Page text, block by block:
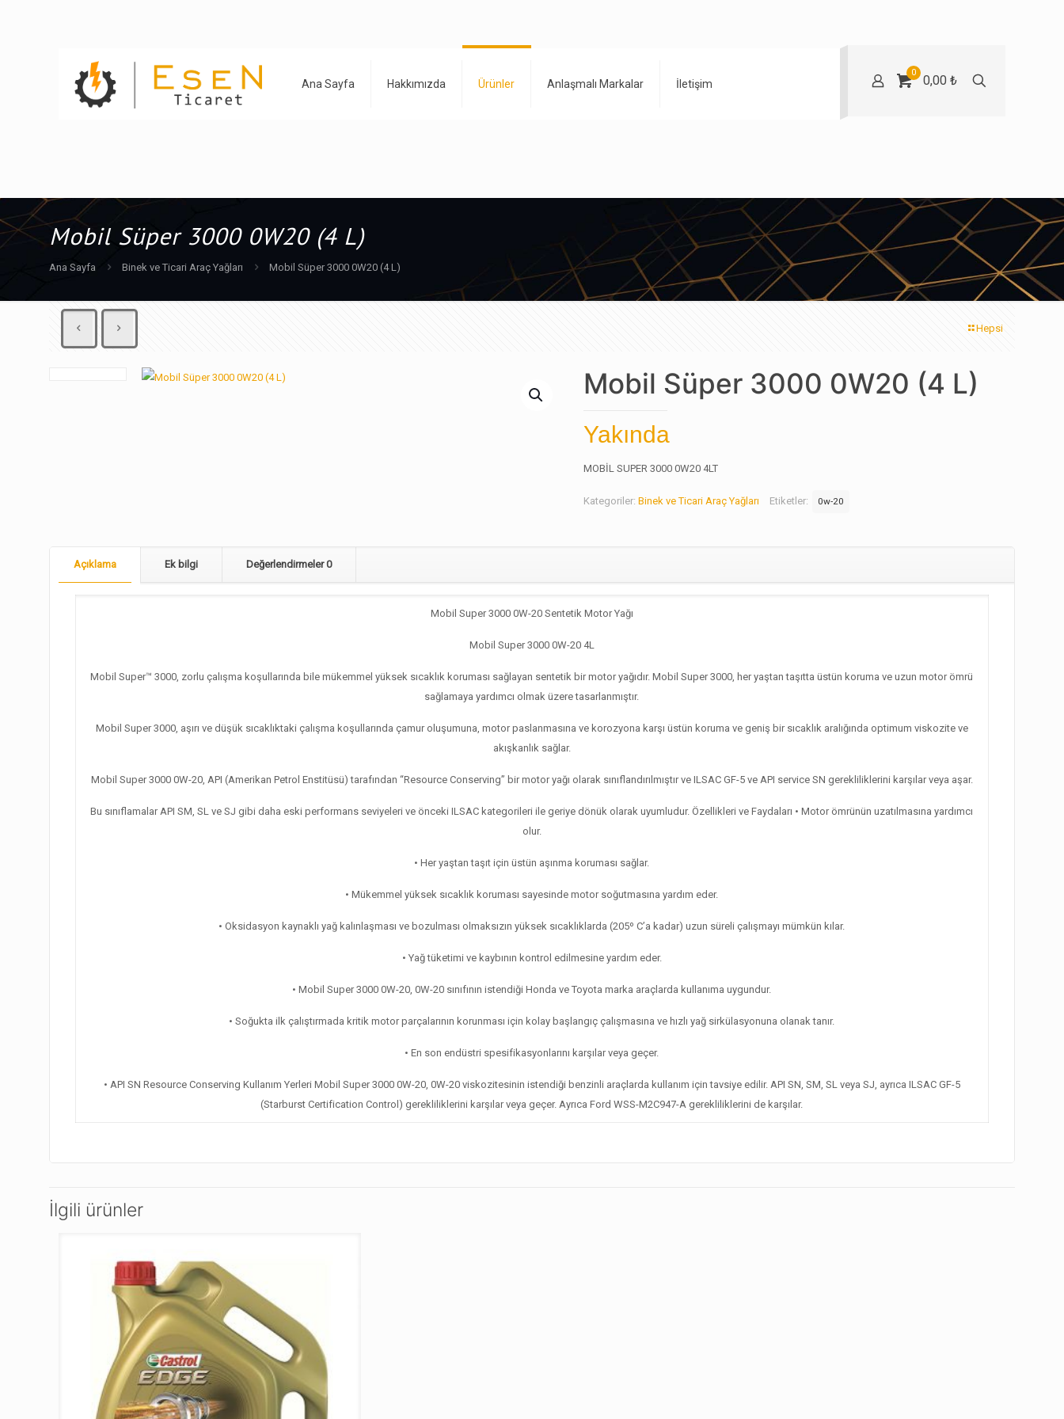
Ana Sayfa Hakkımızda Ürünler Anlaşmalı Markalar İletişim
0
0,00 ₺
Mobil Süper 3000 0W20 (4 L)
Ana Sayfa Binek ve Ticari Araç Yağları Mobil Süper 3000 0W20 (4 L)
Hepsi
Mobil Süper 3000 0W20 (4 L)
Yakında
MOBİL SUPER 3000 0W20 4LT
Kategoriler: Binek ve Ticari Araç Yağları Etiketler: 0w-20
Açıklama Ek bilgi Değerlendirmeler0
Mobil Super 3000 0W-20 Sentetik Motor Yağı
Mobil Super 3000 0W-20 4L
Mobil Super™ 3000, zorlu çalışma koşullarında bile mükemmel yüksek sıcaklık koruması sağlayan sentetik bir motor yağıdır. Mobil Super 3000, her yaştan taşıtta üstün koruma ve uzun motor ömrü
sağlamaya yardımcı olmak üzere tasarlanmıştır.
Mobil Super 3000, aşırı ve düşük sıcaklıktaki çalışma koşullarında çamur oluşumuna, motor paslanmasına ve korozyona karşı üstün koruma ve geniş bir sıcaklık aralığında optimum viskozite ve
akışkanlık sağlar.
Mobil Super 3000 0W-20, API (Amerikan Petrol Enstitüsü) tarafından “Resource Conserving” bir motor yağı olarak sınıflandırılmıştır ve ILSAC GF-5 ve API service SN gerekliliklerini karşılar veya aşar.
Bu sınıflamalar API SM, SL ve SJ gibi daha eski performans seviyeleri ve önceki ILSAC kategorileri ile geriye dönük olarak uyumludur. Özellikleri ve Faydaları • Motor ömrünün uzatılmasına yardımcı
olur.
• Her yaştan taşıt için üstün aşınma koruması sağlar.
• Mükemmel yüksek sıcaklık koruması sayesinde motor soğutmasına yardım eder.
• Oksidasyon kaynaklı yağ kalınlaşması ve bozulması olmaksızın yüksek sıcaklıklarda (205º C’a kadar) uzun süreli çalışmayı mümkün kılar.
• Yağ tüketimi ve kaybının kontrol edilmesine yardım eder.
• Mobil Super 3000 0W-20, 0W-20 sınıfının istendiği Honda ve Toyota marka araçlarda kullanıma uygundur.
• Soğukta ilk çalıştırmada kritik motor parçalarının korunması için kolay başlangıç çalışmasına ve hızlı yağ sirkülasyonuna olanak tanır.
• En son endüstri spesifikasyonlarını karşılar veya geçer.
• API SN Resource Conserving Kullanım Yerleri Mobil Super 3000 0W-20, 0W-20 viskozitesinin istendiği benzinli araçlarda kullanım için tavsiye edilir. API SN, SM, SL veya SJ, ayrıca ILSAC GF-5
(Starburst Certification Control) gerekliliklerini karşılar veya geçer. Ayrıca Ford WSS-M2C947-A gerekliliklerini de karşılar.
İlgili ürünler